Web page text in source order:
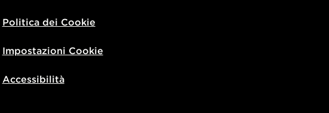
Politica dei Cookie
Impostazioni Cookie
Accessibilità